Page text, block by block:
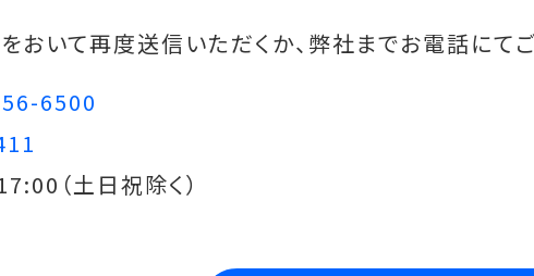
おいて再度送信いただくか、弊社までお電話にて
6500
（土日祝除く）